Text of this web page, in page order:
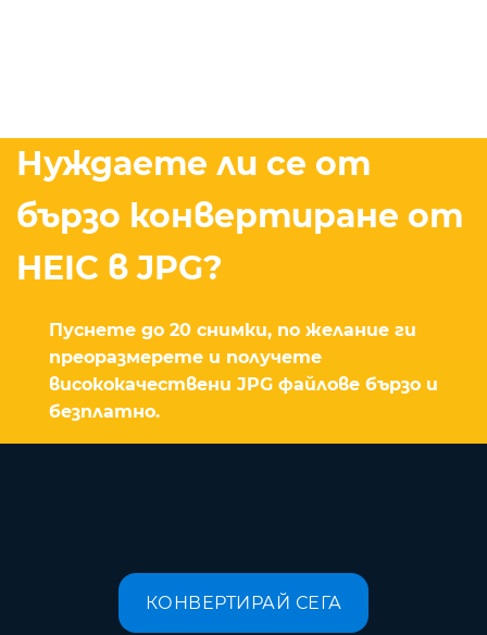
Нуждаете ли се от
бързо конвертиране от
HEIC в JPG?
Пуснете до 20 снимки, по желание ги
преоразмерете и получете
висококачествени JPG файлове бързо и
безплатно.
КОНВЕРТИРАЙ СЕГА